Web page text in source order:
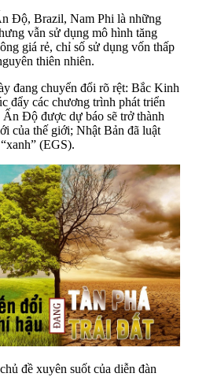
Độ, Brazil, Nam Phi là những
vẫn sử dụng mô hình tăng
giá rẻ, chỉ số sử dụng vốn thấp
thiên nhiên.
đang chuyển đổi rõ rệt: Bắc Kinh
đẩy các chương trình phát triển
Ấn Độ được dự báo sẽ trở thành
của thế giới; Nhật Bản đã luật
(EGS).
đề xuyên suốt của diễn đàn